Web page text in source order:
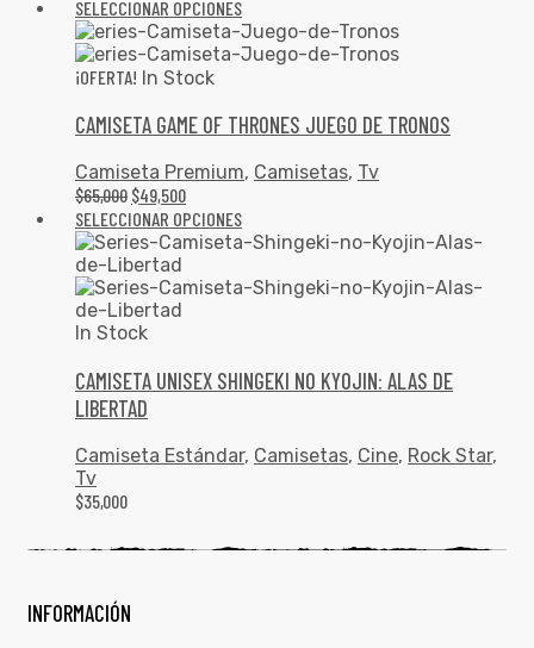
SELECCIONAR OPCIONES
¡OFERTA! In Stock
CAMISETA GAME OF THRONES JUEGO DE TRONOS
Camiseta Premium, Camisetas, Tv
$65,000 $49,500
SELECCIONAR OPCIONES
In Stock
CAMISETA UNISEX SHINGEKI NO KYOJIN: ALAS DE
LIBERTAD
Camiseta Estándar, Camisetas, Cine, Rock Star,
Tv
$35,000
INFORMACIÓN